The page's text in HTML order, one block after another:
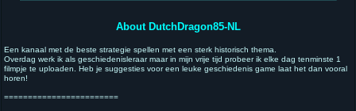
About DutchDragon85-NL
Een kanaal met de beste strategie spellen met een sterk historisch thema.
Overdag werk ik als geschiedenisleraar maar in mijn vrije tijd probeer ik elke dag tenminste 1
filmpje te uploaden. Heb je suggesties voor een leuke geschiedenis game laat het dan vooral
horen!
========================